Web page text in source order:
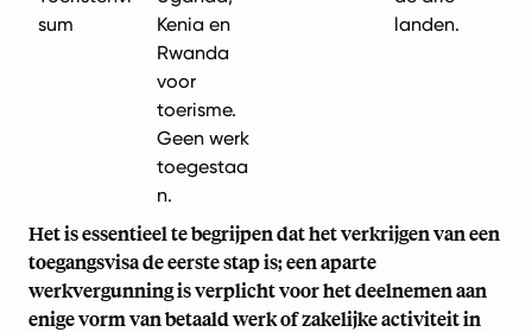
sum
Kenia en
Rwanda
voor
toerisme.
Geen werk
toegestaa
n.
landen.
Het is essentieel te begrijpen dat het verkrijgen van een
toegangsvisa de eerste stap is; een aparte
werkvergunning is verplicht voor het deelnemen aan
enige vorm van betaald werk of zakelijke activiteit in